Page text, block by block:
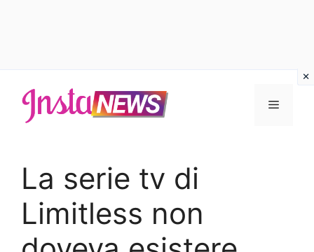
contenuto
Menu
La serie tv di
Limitless non